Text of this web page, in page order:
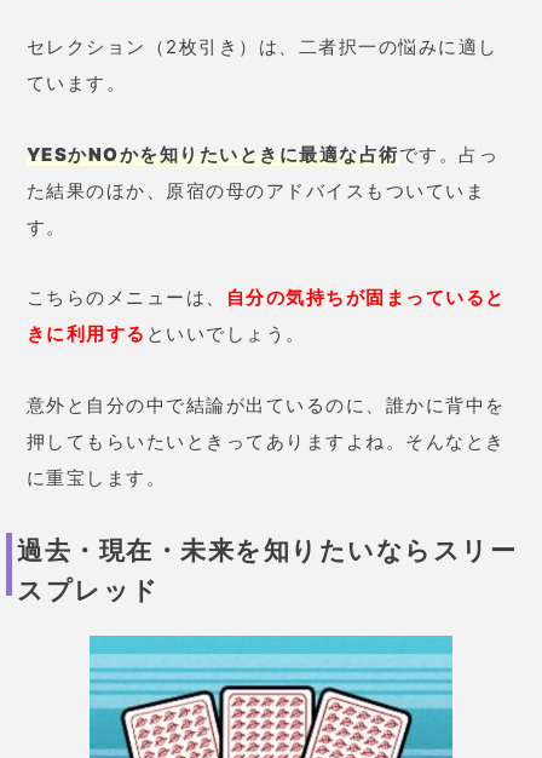
カードを3枚選んで占っていきます。
問題の過去・現在・未来を見ていくことで、より悩み
の経過を見ていくことができるでしょう。
タロット占いは、時間の経過と共に答えも変化してい
きます。過去の結果も見れるので、どのように変わっ
たのか確認することができますよ。
ただし、同じ悩みを同じ日に何度も占うのはやめまし
ょう。 正確な占い結果が出なくなります。
タロットの王道ならケルト十字